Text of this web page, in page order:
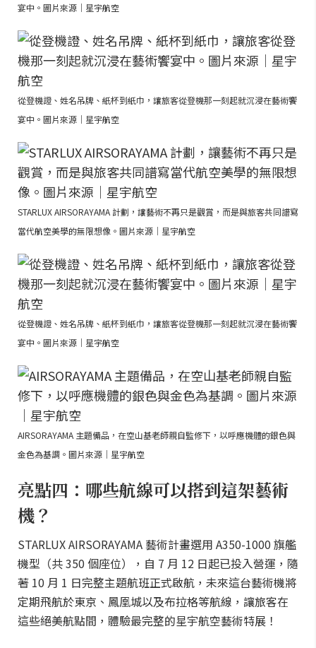
宴中。圖片來源｜星宇航空
從登機證、姓名吊牌、紙杯到紙巾，讓旅客從登機那一刻起就沉浸在藝術饗
宴中。圖片來源｜星宇航空
STARLUX AIRSORAYAMA 計劃，讓藝術不再只是觀賞，而是與旅客共同譜寫
當代航空美學的無限想像。圖片來源｜星宇航空
從登機證、姓名吊牌、紙杯到紙巾，讓旅客從登機那一刻起就沉浸在藝術饗
宴中。圖片來源｜星宇航空
AIRSORAYAMA 主題備品，在空山基老師親自監修下，以呼應機體的銀色與
金色為基調。圖片來源｜星宇航空
亮點四：哪些航線可以搭到這架藝術
機？
STARLUX AIRSORAYAMA 藝術計畫選用 A350-1000 旗艦
機型（共 350 個座位），自 7 月 12 日起已投入營運，隨
著 10 月 1 日完整主題航班正式啟航，未來這台藝術機將
定期飛航於東京、鳳凰城以及布拉格等航線，讓旅客在
這些絕美航點間，體驗最完整的星宇航空藝術特展！